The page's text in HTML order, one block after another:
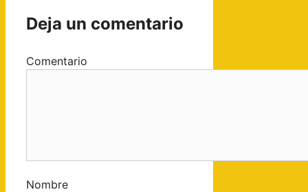
Deja un comentario
Comentario
Nombre